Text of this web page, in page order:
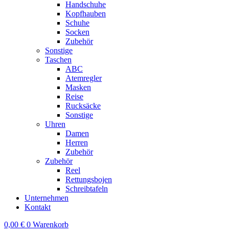
Handschuhe
Kopfhauben
Schuhe
Socken
Zubehör
Sonstige
Taschen
ABC
Atemregler
Masken
Reise
Rucksäcke
Sonstige
Uhren
Damen
Herren
Zubehör
Zubehör
Reel
Rettungsbojen
Schreibtafeln
Unternehmen
Kontakt
0,00 € 0 Warenkorb